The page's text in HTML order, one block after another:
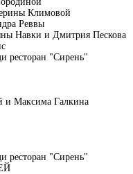
Климовой
Реввы
Навки и Дмитрия Пескова
ресторан "Сирень"
и Максима Галкина
ресторан "Сирень"